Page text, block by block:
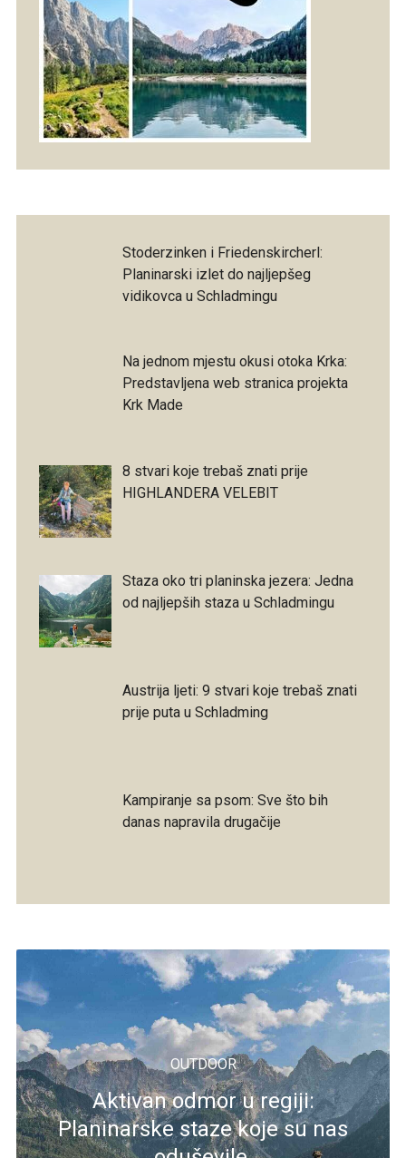
Stoderzinken i Friedenskircherl:
Planinarski izlet do najljepšeg
vidikovca u Schladmingu
Na jednom mjestu okusi otoka Krka:
Predstavljena web stranica projekta
Krk Made
8 stvari koje trebaš znati prije
HIGHLANDERA VELEBIT
Staza oko tri planinska jezera: Jedna
od najljepših staza u Schladmingu
Austrija ljeti: 9 stvari koje trebaš znati
prije puta u Schladming
Kampiranje sa psom: Sve što bih
danas napravila drugačije
OUTDOOR
Aktivan odmor u regiji:
Planinarske staze koje su nas